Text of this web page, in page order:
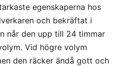
egenskaperna hos
och bekräftat i
når den upp till 24 timmar
Vid högre volym
den räcker ändå gott och